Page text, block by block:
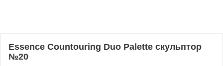
Essence Countouring Duo Palette скульптор
№20